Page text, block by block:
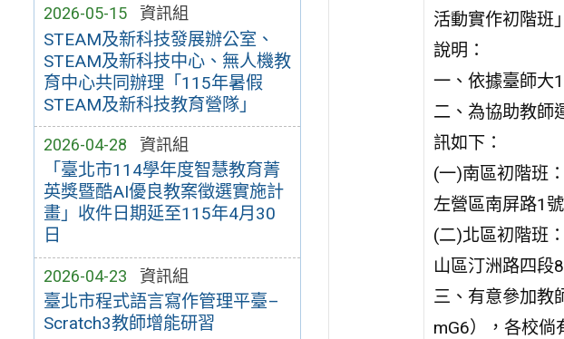
2026-05-15 資訊組
STEAM及新科技發展辦公室、
STEAM及新科技中心、無人機教
育中心共同辦理「115年暑假
STEAM及新科技教育營隊」
2026-04-28 資訊組
「臺北市114學年度智慧教育菁
英獎暨酷AI優良教案徵選實施計
畫」收件日期延至115年4月30
日
2026-04-23 資訊組
臺北市程式語言寫作管理平臺–
Scratch3教師增能研習
活動實作初階班」
說明：
一、依據臺師大
二、為協助教師
訊如下：
(一)南區初階班
左營區南屏路1號
(二)北區初階班
山區汀洲路四段
三、有意參加教
mG6），各校